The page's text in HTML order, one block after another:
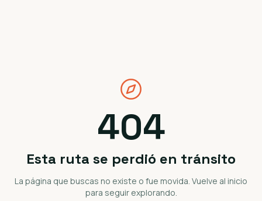
404
Esta ruta se perdió en tránsito
La página que buscas no existe o fue movida. Vuelve al inicio
para seguir explorando.